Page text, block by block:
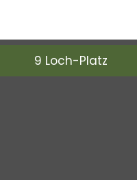
9 Loch-Platz